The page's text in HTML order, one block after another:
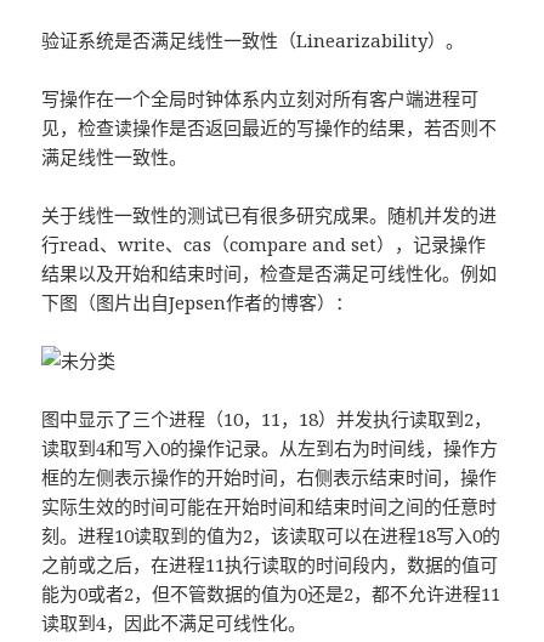
验证系统是否满足线性一致性（Linearizability）。
写操作在一个全局时钟体系内立刻对所有客户端进程可
见，检查读操作是否返回最近的写操作的结果，若否则不
满足线性一致性。
关于线性一致性的测试已有很多研究成果。随机并发的进
行read、write、cas（compare and set），记录操作
结果以及开始和结束时间，检查是否满足可线性化。例如
下图（图片出自Jepsen作者的博客）：
图中显示了三个进程（10，11，18）并发执行读取到2，
读取到4和写入0的操作记录。从左到右为时间线，操作方
框的左侧表示操作的开始时间，右侧表示结束时间，操作
实际生效的时间可能在开始时间和结束时间之间的任意时
刻。进程10读取到的值为2，该读取可以在进程18写入0的
之前或之后，在进程11执行读取的时间段内，数据的值可
能为0或者2，但不管数据的值为0还是2，都不允许进程11
读取到4，因此不满足可线性化。